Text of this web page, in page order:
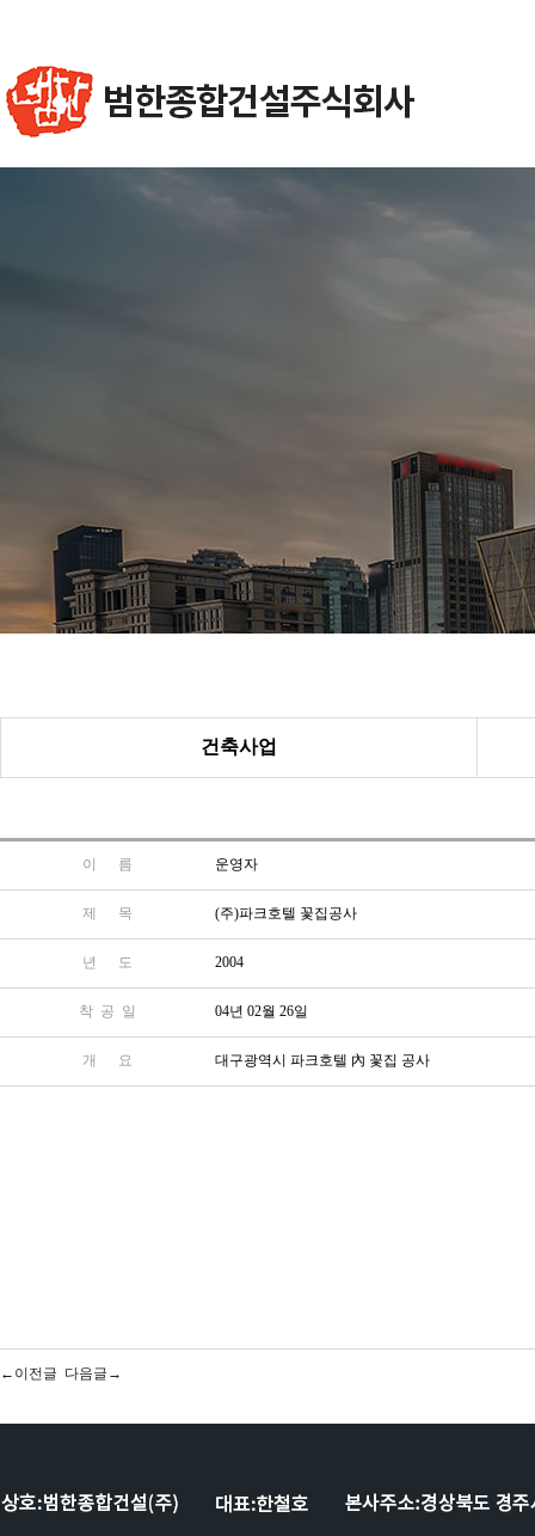
건축사업
이 름 운영자
제 목 (주)파크호텔 꽃집공사
년 도 2004
착 공 일 04년 02월 26일
개 요 대구광역시 파크호텔 內 꽃집 공사
←이전글 다음글→